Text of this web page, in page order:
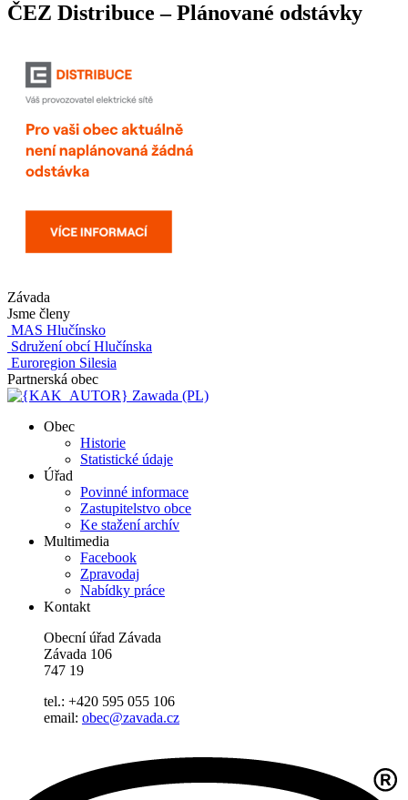
ČEZ Distribuce – Plánované odstávky
Závada
Jsme členy
MAS Hlučínsko
Sdružení obcí Hlučínska
Euroregion Silesia
Partnerská obec
Zawada (PL)
Obec
Historie
Statistické údaje
Úřad
Povinné informace
Zastupitelstvo obce
Ke stažení archív
Multimedia
Facebook
Zpravodaj
Nabídky práce
Kontakt
Obecní úřad Závada
Závada 106
747 19
tel.: +420 595 055 106
email: obec@zavada.cz